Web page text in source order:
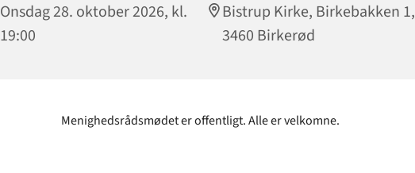
Onsdag 28. oktober 2026, kl.
19:00
Bistrup Kirke, Birkebakken 1,
3460 Birkerød
Menighedsrådsmødet er offentligt. Alle er velkomne.